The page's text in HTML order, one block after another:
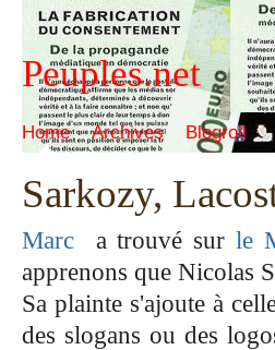
Peuples.net
Home Archives Blogroll
Sarkozy,
Marc a trouvé sur le
apprenons que Nicolas
Sa plainte s'ajoute à
des slogans ou des